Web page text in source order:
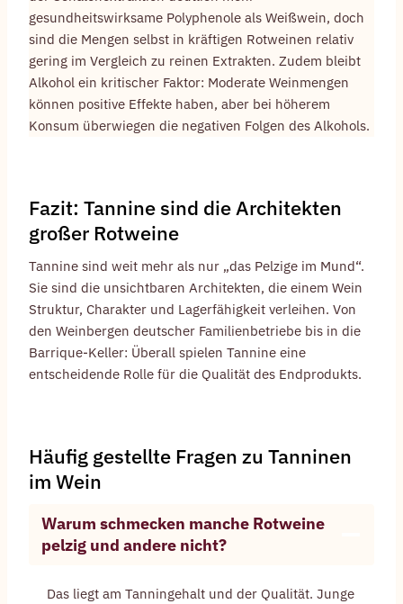
gesundheitswirksame Polyphenole als Weißwein, doch
sind die Mengen selbst in kräftigen Rotweinen relativ
gering im Vergleich zu reinen Extrakten. Zudem bleibt
Alkohol ein kritischer Faktor: Moderate Weinmengen
können positive Effekte haben, aber bei höherem
Konsum überwiegen die negativen Folgen des Alkohols.
Fazit: Tannine sind die Architekten
großer Rotweine
Tannine sind weit mehr als nur „das Pelzige im Mund“.
Sie sind die unsichtbaren Architekten, die einem Wein
Struktur, Charakter und Lagerfähigkeit verleihen. Von
den Weinbergen deutscher Familienbetriebe bis in die
Barrique-Keller: Überall spielen Tannine eine
entscheidende Rolle für die Qualität des Endprodukts.
Häufig gestellte Fragen zu Tanninen
im Wein
Warum schmecken manche Rotweine
pelzig und andere nicht?
Das liegt am Tanningehalt und der Qualität. Junge